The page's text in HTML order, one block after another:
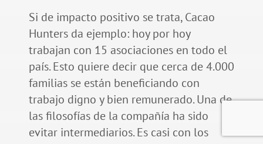
Si de impacto positivo se trata, Cacao
Hunters da ejemplo: hoy por hoy
trabajan con 15 asociaciones en todo el
país. Esto quiere decir que cerca de 4.000
familias se están beneficiando con
trabajo digno y bien remunerado. Una de
las filosofías de la compañía ha sido
evitar intermediarios. Es casi con los